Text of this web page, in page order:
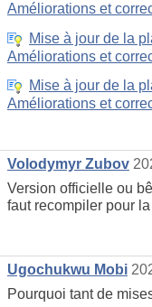
Améliorations et
Mise à jour de la
Améliorations et
Mise à jour de la
Améliorations et
Volodymyr Zubov
Version officielle ou
faut recompiler pour
Ugochukwu Mobi
Pourquoi tant de